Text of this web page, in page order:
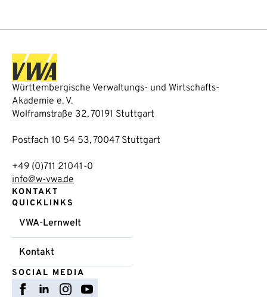
Württembergische Verwaltungs- und Wirtschafts-
Akademie e. V.
Wolframstraße 32, 70191 Stuttgart
Postfach 10 54 53, 70047 Stuttgart
+49 (0)711 21041-0
info@w-vwa.de
KONTAKT
QUICKLINKS
VWA-Lernwelt
Kontakt
SOCIAL MEDIA